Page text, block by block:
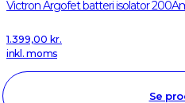
Victron Argofet batteri isolator
1.399,00 kr.
inkl. moms
Se